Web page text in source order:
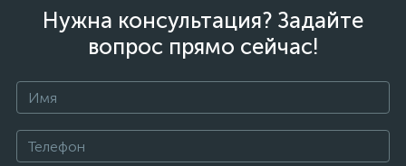
Нужна консультация? Задайте
вопрос прямо сейчас!